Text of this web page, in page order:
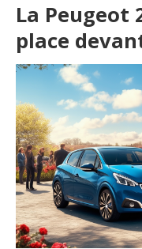
La Peugeot
place